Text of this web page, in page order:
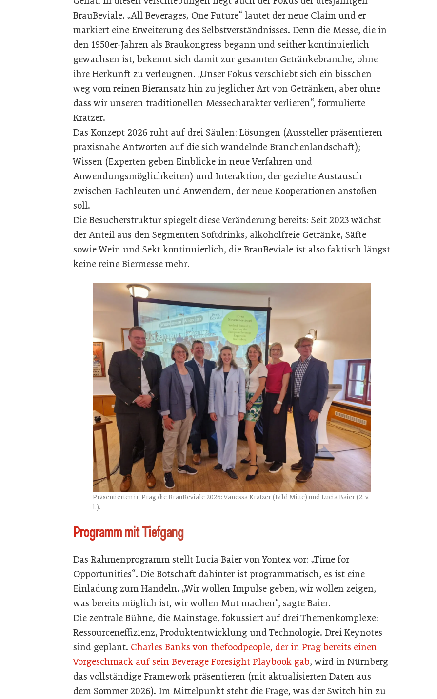
BrauBeviale. „All Beverages, One Future“ lautet der neue Claim und er
markiert eine Erweiterung des Selbstverständnisses. Denn die Messe, die in
den 1950er-Jahren als Braukongress begann und seither kontinuierlich
gewachsen ist, bekennt sich damit zur gesamten Getränkebranche, ohne
ihre Herkunft zu verleugnen. „Unser Fokus verschiebt sich ein bisschen
weg vom reinen Bieransatz hin zu jeglicher Art von Getränken, aber ohne
dass wir unseren traditionellen Messecharakter verlieren“, formulierte
Kratzer.
Das Konzept 2026 ruht auf drei Säulen: Lösungen (Aussteller präsentieren
praxisnahe Antworten auf die sich wandelnde Branchenlandschaft);
Wissen (Experten geben Einblicke in neue Verfahren und
Anwendungsmöglichkeiten) und Interaktion, der gezielte Austausch
zwischen Fachleuten und Anwendern, der neue Kooperationen anstoßen
soll.
Die Besucherstruktur spiegelt diese Veränderung bereits: Seit 2023 wächst
der Anteil aus den Segmenten Softdrinks, alkoholfreie Getränke, Säfte
sowie Wein und Sekt kontinuierlich, die BrauBeviale ist also faktisch längst
keine reine Biermesse mehr.
Präsentierten in Prag die BrauBeviale 2026: Vanessa Kratzer (Bild Mitte) und Lucia Baier (2. v.
l.).
Programm mit Tiefgang
Das Rahmenprogramm stellt Lucia Baier von Yontex vor: „Time for
Opportunities“. Die Botschaft dahinter ist programmatisch, es ist eine
Einladung zum Handeln. „Wir wollen Impulse geben, wir wollen zeigen,
was bereits möglich ist, wir wollen Mut machen“, sagte Baier.
Die zentrale Bühne, die Mainstage, fokussiert auf drei Themenkomplexe:
Ressourceneffizienz, Produktentwicklung und Technologie. Drei Keynotes
sind geplant. Charles Banks von thefoodpeople, der in Prag bereits einen
Vorgeschmack auf sein Beverage Foresight Playbook gab, wird in Nürnberg
das vollständige Framework präsentieren (mit aktualisierten Daten aus
dem Sommer 2026). Im Mittelpunkt steht die Frage, was der Switch hin zu